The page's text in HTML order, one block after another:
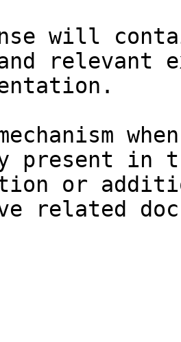
will
relevant
in
or